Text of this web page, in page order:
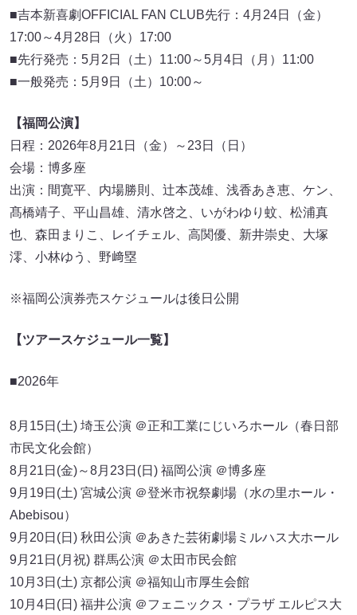
■吉本新喜劇OFFICIAL FAN CLUB先行：4月24日（金）
17:00～4月28日（火）17:00
■先行発売：5月2日（土）11:00～5月4日（月）11:00
■一般発売：5月9日（土）10:00～
【福岡公演】
日程：2026年8月21日（金）～23日（日）
会場：博多座
出演：間寛平、内場勝則、辻本茂雄、浅香あき恵、ケン、
髙橋靖子、平山昌雄、清水啓之、いがわゆり蚊、松浦真
也、森田まりこ、レイチェル、高関優、新井崇史、大塚
澪、小林ゆう、野﨑塁
※福岡公演券売スケジュールは後日公開
【ツアースケジュール一覧】
■2026年
8月15日(土) 埼玉公演 ＠正和工業にじいろホール（春日部
市民文化会館）
8月21日(金)～8月23日(日) 福岡公演 ＠博多座
9月19日(土) 宮城公演 ＠登米市祝祭劇場（水の里ホール・
Abebisou）
9月20日(日) 秋田公演 ＠あきた芸術劇場ミルハス大ホール
9月21日(月祝) 群馬公演 ＠太田市民会館
10月3日(土) 京都公演 ＠福知山市厚生会館
10月4日(日) 福井公演 ＠フェニックス・プラザ エルピス大